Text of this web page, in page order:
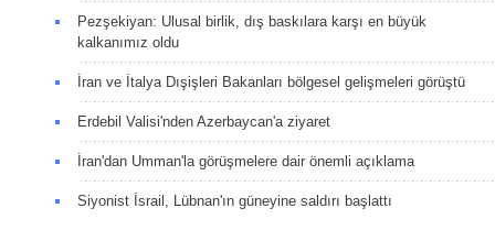
Pezşekiyan: Ulusal birlik, dış baskılara karşı en büyük
kalkanımız oldu
İran ve İtalya Dışişleri Bakanları bölgesel gelişmeleri görüştü
Erdebil Valisi'nden Azerbaycan'a ziyaret
İran'dan Umman'la görüşmelere dair önemli açıklama
Siyonist İsrail, Lübnan'ın güneyine saldırı başlattı